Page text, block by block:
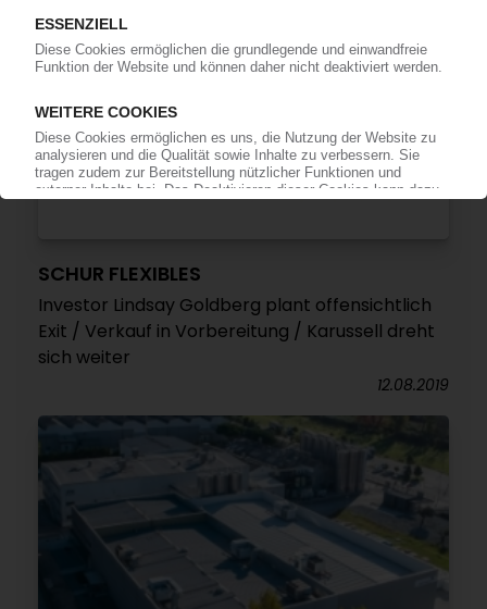
SCHUR FLEXIBLES
Investor Lindsay Goldberg plant offensichtlich
Exit / Verkauf in Vorbereitung / Karussell dreht
sich weiter
12.08.2019